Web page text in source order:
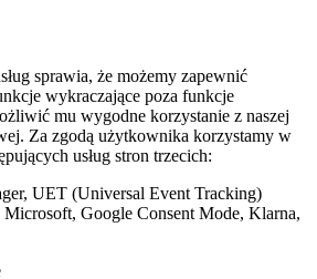
sprawia, że możemy zapewnić
wykraczające poza funkcje
mu wygodne korzystanie z naszej
Za zgodą użytkownika korzystamy w
usług stron trzecich:
UET (Universal Event Tracking)
Google Consent Mode, Klarna,